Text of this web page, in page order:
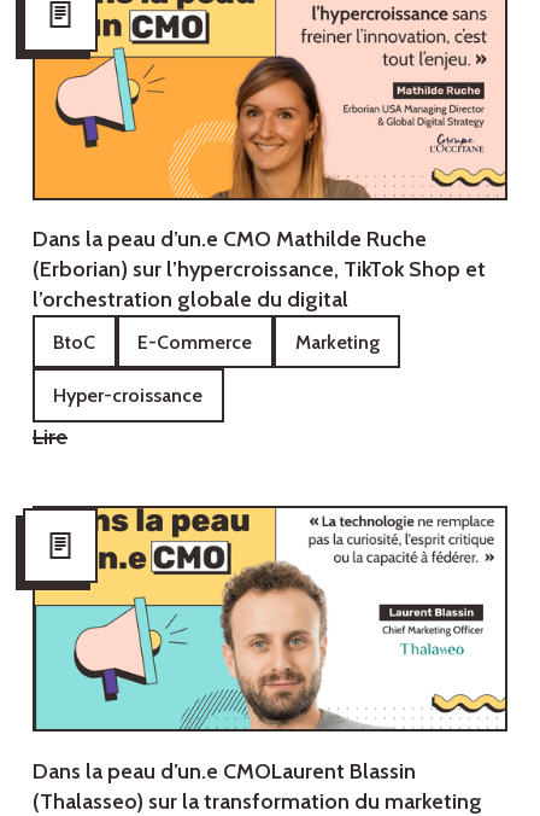
Dans la peau d’un.e CMO‍ Mathilde Ruche
(Erborian) sur l’hypercroissance, TikTok Shop et
l’orchestration globale du digital
BtoC E-Commerce Marketing
Hyper-croissance
Lire
Dans la peau d’un.e CMO‍Laurent Blassin
(Thalasseo) sur la transformation du marketing